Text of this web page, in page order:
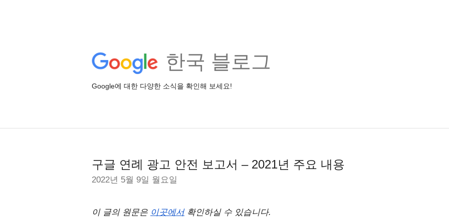
한국 블로그
Google에 대한 다양한 소식을 확인해 보세요!
구글 연례 광고 안전 보고서 – 2021년 주요 내용
2022년 5월 9일 월요일
이 글의 원문은 이곳에서 확인하실 수 있습니다.